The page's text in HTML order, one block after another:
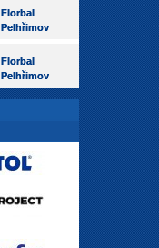
Florbal
Pelhřimov
Florbal
Pelhřimov